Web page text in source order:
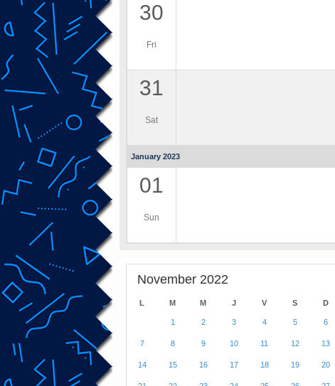
30
Fri
31
Sat
January 2023
01
Sun
November 2022
L M M J V S D
1 2 3 4 5 6
7 8 9 10 11 12 13
14 15 16 17 18 19 20